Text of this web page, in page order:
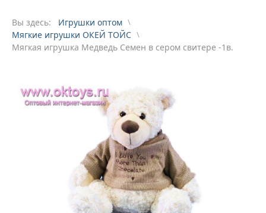
Вы здесь:
Игрушки оптом
Мягкие игрушки ОКЕЙ ТОЙС
Mягкая игрушка Медведь Семен в сером свитере -1в.